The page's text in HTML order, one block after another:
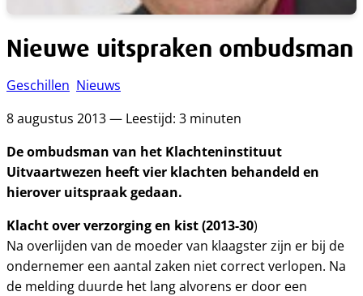
Nieuwe uitspraken ombudsman
Geschillen Nieuws
8 augustus 2013 — Leestijd: 3 minuten
De ombudsman van het Klachteninstituut
Uitvaartwezen heeft vier klachten behandeld en
hierover uitspraak gedaan.
Klacht over verzorging en kist (2013-30)
Na overlijden van de moeder van klaagster zijn er bij de
ondernemer een aantal zaken niet correct verlopen. Na
de melding duurde het lang alvorens er door een